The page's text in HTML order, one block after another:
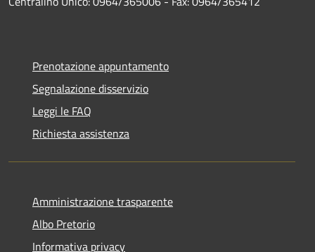
Prenotazione appuntamento
Segnalazione disservizio
Leggi le FAQ
Richiesta assistenza
Amministrazione trasparente
Albo Pretorio
Informativa privacy